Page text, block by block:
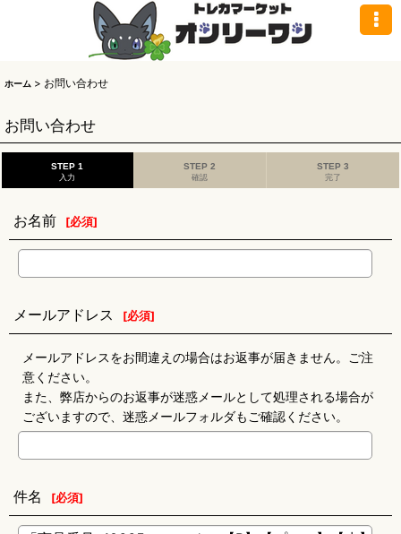
ホーム > お問い合わせ
お問い合わせ
STEP 1
入力
STEP 2
確認
STEP 3
完了
お名前 [必須]
メールアドレス [必須]
メールアドレスをお間違えの場合はお返事が届きません。ご注
意ください。
また、弊店からのお返事が迷惑メールとして処理される場合が
ございますので、迷惑メールフォルダもご確認ください。
件名 [必須]